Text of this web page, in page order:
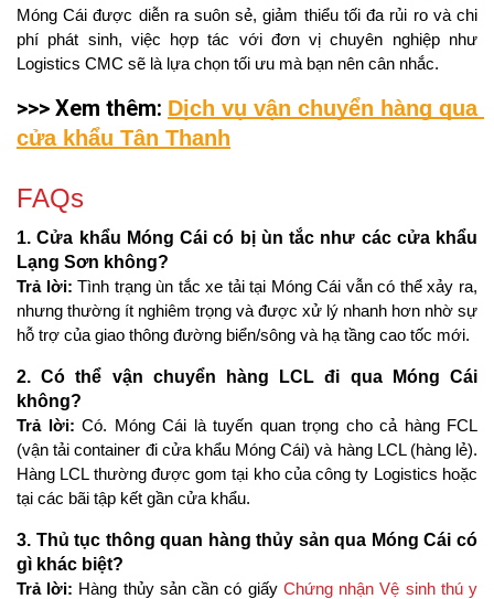
Móng Cái được diễn ra suôn sẻ, giảm thiểu tối đa rủi ro và chi
phí phát sinh, việc hợp tác với đơn vị chuyên nghiệp như
Logistics CMC sẽ là lựa chọn tối ưu mà bạn nên cân nhắc.
>>> Xem thêm: Dịch vụ vận chuyển hàng qua
cửa khẩu Tân Thanh
FAQs
1. Cửa khẩu Móng Cái có bị ùn tắc như các cửa khẩu
Lạng Sơn không?
Trả lời: Tình trạng ùn tắc xe tải tại Móng Cái vẫn có thể xảy ra,
nhưng thường ít nghiêm trọng và được xử lý nhanh hơn nhờ sự
hỗ trợ của giao thông đường biển/sông và hạ tầng cao tốc mới.
2. Có thể vận chuyển hàng LCL đi qua Móng Cái
không?
Trả lời: Có. Móng Cái là tuyến quan trọng cho cả hàng FCL
(vận tải container đi cửa khẩu Móng Cái) và hàng LCL (hàng lẻ).
Hàng LCL thường được gom tại kho của công ty Logistics hoặc
tại các bãi tập kết gần cửa khẩu.
3. Thủ tục thông quan hàng thủy sản qua Móng Cái có
gì khác biệt?
Trả lời: Hàng thủy sản cần có giấy Chứng nhận Vệ sinh thú y